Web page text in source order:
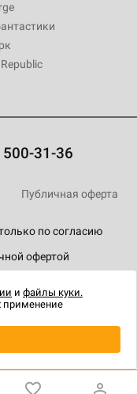
31-36
по согласию
офертой
Публичная оферта
и файлы куки.
применение